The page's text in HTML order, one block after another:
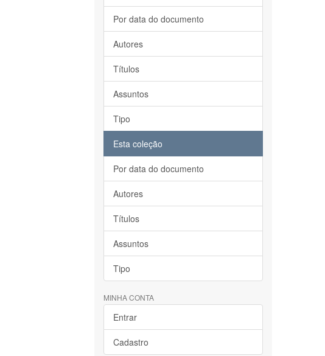
Por data do documento
Autores
Títulos
Assuntos
Tipo
Esta coleção
Por data do documento
Autores
Títulos
Assuntos
Tipo
MINHA CONTA
Entrar
Cadastro